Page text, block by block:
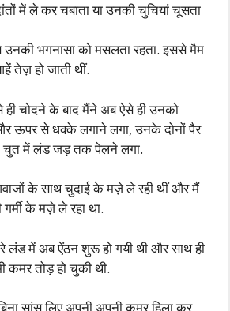
में ले कर चबाता या उनकी चुचियां चूसता
उनकी भगनासा को मसलता रहता. इससे मैम
तेज़ हो जाती थीं.
चोदने के बाद मैंने अब ऐसे ही उनको
ऊपर से धक्के लगाने लगा, उनके दोनों पैर
में लंड जड़ तक पेलने लगा.
के साथ चुदाई के मज़े ले रही थीं और मैं
के मज़े ले रहा था.
लंड में अब ऐंठन शुरू हो गयी थी और साथ ही
कमर तोड़ हो चुकी थी.